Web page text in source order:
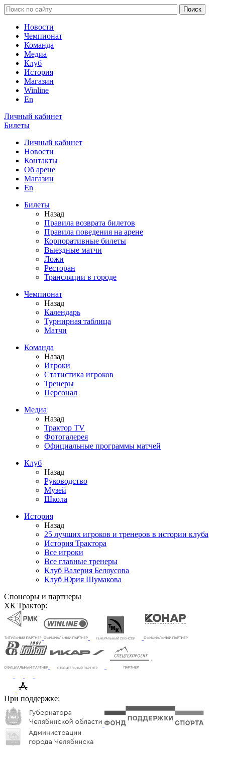
Новости
Чемпионат
Команда
Медиа
Клуб
История
Магазин
Winline
En
Личный кабинет
Билеты
Личный кабинет
Новости
Контакты
Об арене
Магазин
En
Билеты
Назад
Правила возврата билетов
Правила поведения на арене
Корпоративные билеты
Выездные матчи
Ложи
Ресторан
Трансляции в городе
Чемпионат
Назад
Календарь
Турнирная таблица
Матчи
Команда
Назад
Игроки
Статистика игроков
Тренеры
Персонал
Медиа
Назад
Трактор TV
Фотогалерея
Официальные программы матчей
Клуб
Назад
Руководство
Музей
Школа
История
Назад
25 лучших игроков и тренеров в истории клуба
История Трактора
Все игроки
Все главные тренеры
Клуб Валерия Белоусова
Клуб Юрия Шумакова
Спонсоры и партнеры
ХК Трактор:
При поддержке: